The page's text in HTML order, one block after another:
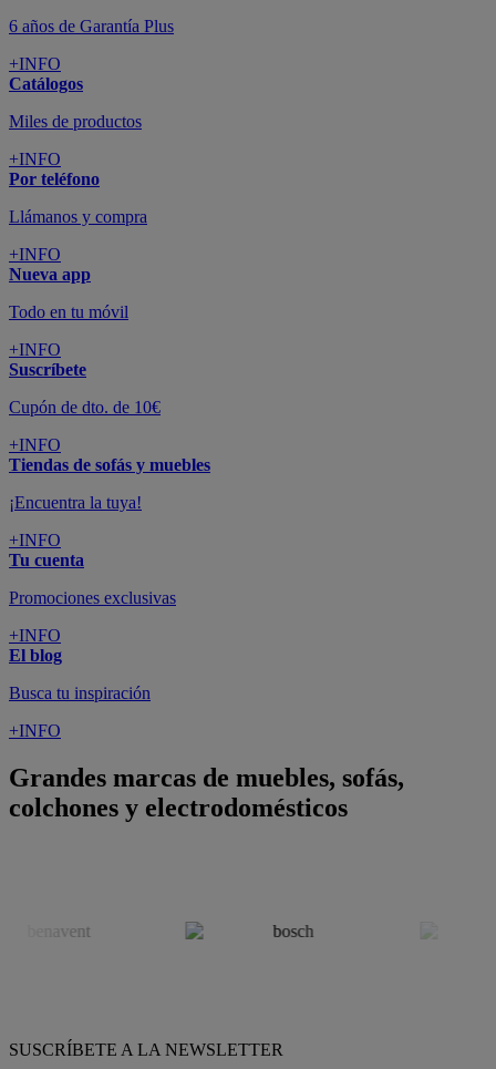
6 años de Garantía Plus
+INFO
Catálogos
Miles de productos
+INFO
Por teléfono
Llámanos y compra
+INFO
Nueva app
Todo en tu móvil
+INFO
Suscríbete
Cupón de dto. de 10€
+INFO
Tiendas de sofás y muebles
¡Encuentra la tuya!
+INFO
Tu cuenta
Promociones exclusivas
+INFO
El blog
Busca tu inspiración
+INFO
Grandes marcas de muebles, sofás,
colchones y electrodomésticos
SUSCRÍBETE A LA NEWSLETTER